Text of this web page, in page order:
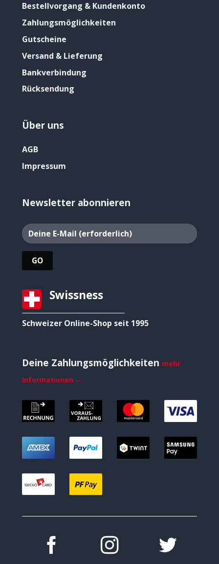
Bestellvorgang & Kundenkonto
Zahlungsmöglichkeiten
Gutscheine
Versand & Lieferung
Bankverbindung
Rücksendung
Über uns
AGB
Impressum
Newsletter abonnieren
Swissness
Schweizer Online-Shop seit 1995
Deine Zahlungsmöglichkeiten mehr
Informationen →